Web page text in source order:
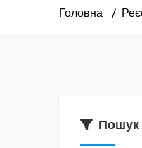
Головна
Пошук